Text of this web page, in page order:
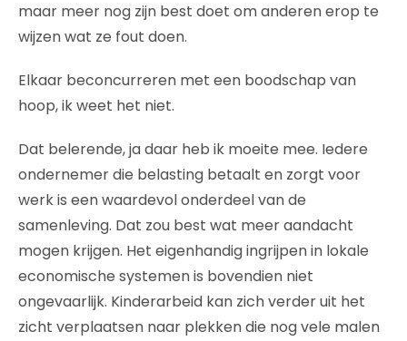
maar meer nog zijn best doet om anderen erop te
wijzen wat ze fout doen.
Elkaar beconcurreren met een boodschap van
hoop, ik weet het niet.
Dat belerende, ja daar heb ik moeite mee. Iedere
ondernemer die belasting betaalt en zorgt voor
werk is een waardevol onderdeel van de
samenleving. Dat zou best wat meer aandacht
mogen krijgen. Het eigenhandig ingrijpen in lokale
economische systemen is bovendien niet
ongevaarlijk. Kinderarbeid kan zich verder uit het
zicht verplaatsen naar plekken die nog vele malen